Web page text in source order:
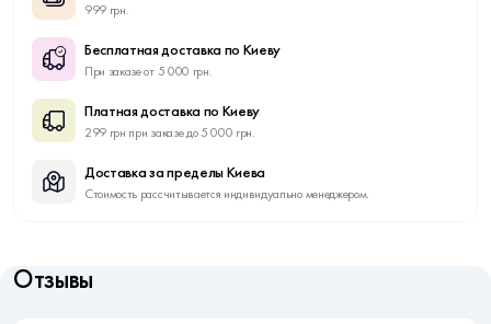
999 грн.
Бесплатная доставка по Киеву
При заказе от 5 000 грн.
Платная доставка по Киеву
299 грн при заказе до 5 000 грн.
Доставка за пределы Киева
Стоимость рассчитывается индивидуально менеджером.
Отзывы